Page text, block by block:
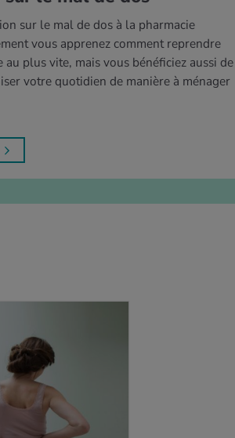
sur le mal de dos à la pharmacie
vous apprenez comment reprendre
plus vite, mais vous bénéficiez aussi de
votre quotidien de manière à ménager